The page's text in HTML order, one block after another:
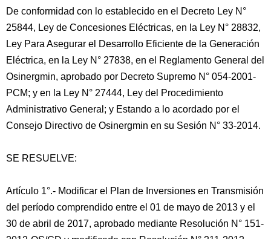
De conformidad con lo establecido en el Decreto Ley N°
25844, Ley de Concesiones Eléctricas, en la Ley N° 28832,
Ley Para Asegurar el Desarrollo Eficiente de la Generación
Eléctrica, en la Ley N° 27838, en el Reglamento General del
Osinergmin, aprobado por Decreto Supremo N° 054-2001-
PCM; y en la Ley N° 27444, Ley del Procedimiento
Administrativo General; y Estando a lo acordado por el
Consejo Directivo de Osinergmin en su Sesión N° 33-2014.
SE RESUELVE:
Artículo 1°.- Modificar el Plan de Inversiones en Transmisión
del período comprendido entre el 01 de mayo de 2013 y el
30 de abril de 2017, aprobado mediante Resolución N° 151-